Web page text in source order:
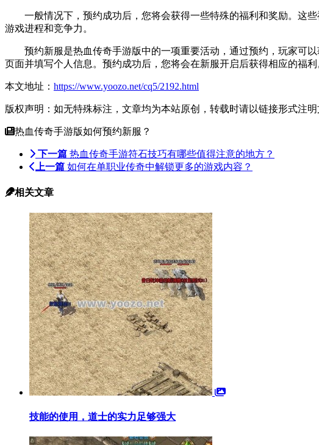
一般情况下，预约成功后，您将会获得一些特殊的福利和奖励。这些
游戏进程和竞争力。
预约新服是热血传奇手游版中的一项重要活动，通过预约，玩家可以
页面并填写个人信息。预约成功后，您将会在新服开启后获得相应的福
本文地址： https://www.yoozo.net/cq5/2192.html
版权声明：如无特殊标注，文章均为本站原创，转载时请以链接形式注明
热血传奇手游版如何预约新服？
下一篇 热血传奇手游符石技巧有哪些值得注意的地方？
上一篇 如何在单职业传奇中解锁更多的游戏内容？
相关文章
技能的使用，道士的实力足够强大